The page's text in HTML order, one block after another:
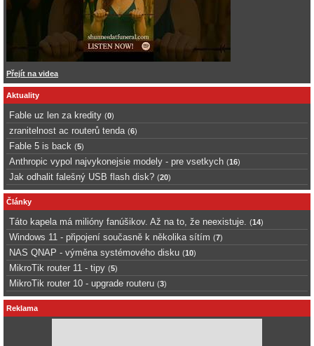
Přejít na videa
Aktuality
Fable uz len za kredity (0)
zranitelnost ac routerů tenda (6)
Fable 5 is back (5)
Anthropic vypol najvykonejsie modely - pre vsetkych (16)
Jak odhalit falešný USB flash disk? (20)
Články
Táto kapela má milióny fanúšikov. Až na to, že neexistuje. (14)
Windows 11 - připojení současně k několika sítím (7)
NAS QNAP - výměna systémového disku (10)
MikroTik router 11 - tipy (5)
MikroTik router 10 - upgrade routeru (3)
Reklama